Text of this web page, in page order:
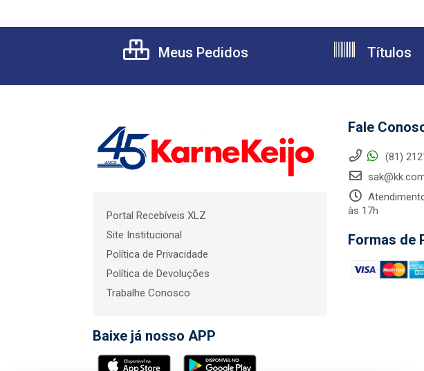
Meus Pedidos Títulos
Portal Recebíveis XLZ
Site Institucional
Política de Privacidade
Política de Devoluções
Trabalhe Conosco
Baixe já nosso APP
Fale
(81)
às 17h
Formas de